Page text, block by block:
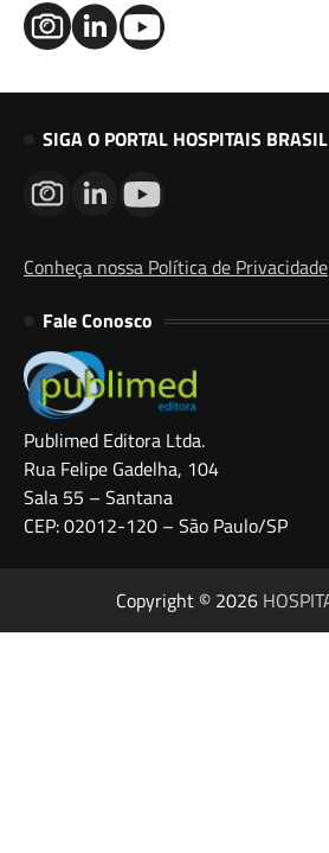
SIGA O PORTAL HOSPITAIS BRASIL
Conheça nossa Política de Privacidade
Fale Conosco
Publimed Editora Ltda.
Rua Felipe Gadelha, 104
Sala 55 – Santana
CEP: 02012-120 – São Paulo/SP
Copyright © 2026